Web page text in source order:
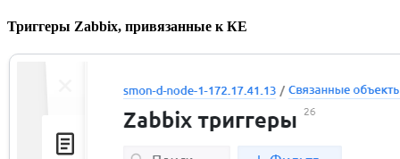
Триггеры Zabbix, привязанные к КЕ